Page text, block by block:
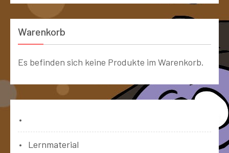
Warenkorb
Es befinden sich keine Produkte im Warenkorb.
Lernmaterial